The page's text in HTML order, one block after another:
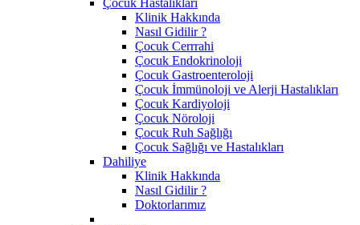
Klinik Hakkında
Nasıl Gidilir ?
Çocuk Cerrrahi
Çocuk Endokrinoloji
Çocuk Gastroenteroloji
Çocuk İmmünoloji ve Alerji Hastalıkları
Çocuk Kardiyoloji
Çocuk Nöroloji
Çocuk Ruh Sağlığı
Çocuk Sağlığı ve Hastalıkları
Dahiliye
Klinik Hakkında
Nasıl Gidilir ?
Doktorlarımız